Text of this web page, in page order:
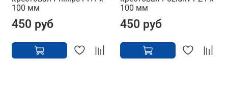
100 мм
450 руб
100 мм
450 руб